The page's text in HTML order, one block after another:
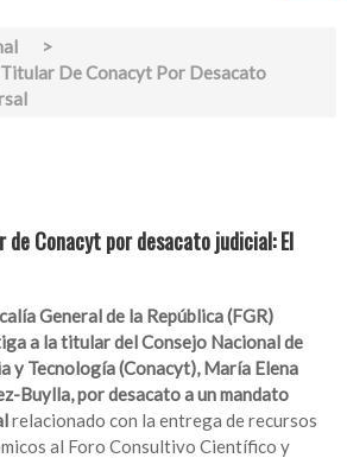
>
De Conacyt Por Desacato
Conacyt por desacato judicial: El
General de la República (FGR)
a la titular del Consejo Nacional de
y Tecnología (Conacyt), María Elena
Buylla, por desacato a un mandato
relacionado con la entrega de recursos
al Foro Consultivo Científico y